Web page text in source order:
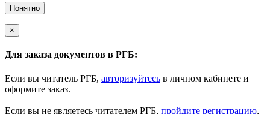
Понятно
×
Для заказа документов в РГБ:
Если вы читатель РГБ, авторизуйтесь в личном кабинете и
оформите заказ.
Если вы не являетесь читателем РГБ, пройдите регистрацию,